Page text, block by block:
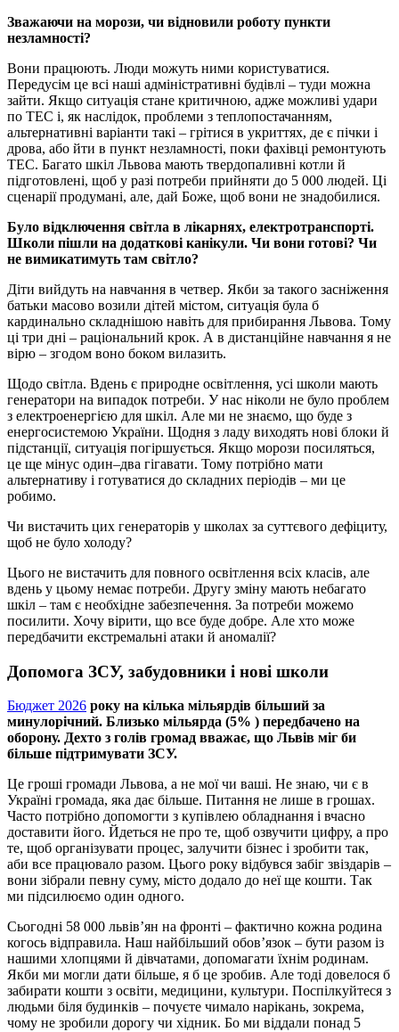
Зважаючи на морози, чи відновили роботу пункти
незламності?
Вони працюють. Люди можуть ними користуватися.
Передусім це всі наші адміністративні будівлі – туди можна
зайти. Якщо ситуація стане критичною, адже можливі удари
по ТЕС і, як наслідок, проблеми з теплопостачанням,
альтернативні варіанти такі – грітися в укриттях, де є пічки і
дрова, або йти в пункт незламності, поки фахівці ремонтують
ТЕС. Багато шкіл Львова мають твердопаливні котли й
підготовлені, щоб у разі потреби прийняти до 5 000 людей. Ці
сценарії продумані, але, дай Боже, щоб вони не знадобилися.
Було відключення світла в лікарнях, електротранспорті.
Школи пішли на додаткові канікули. Чи вони готові? Чи
не вимикатимуть там світло?
Діти вийдуть на навчання в четвер. Якби за такого засніження
батьки масово возили дітей містом, ситуація була б
кардинально складнішою навіть для прибирання Львова. Тому
ці три дні – раціональний крок. А в дистанційне навчання я не
вірю – згодом воно боком вилазить.
Щодо світла. Вдень є природне освітлення, усі школи мають
генератори на випадок потреби. У нас ніколи не було проблем
з електроенергією для шкіл. Але ми не знаємо, що буде з
енергосистемою України. Щодня з ладу виходять нові блоки й
підстанції, ситуація погіршується. Якщо морози посиляться,
це ще мінус один–два гігавати. Тому потрібно мати
альтернативу і готуватися до складних періодів – ми це
робимо.
Чи вистачить цих генераторів у школах за суттєвого дефіциту,
щоб не було холоду?
Цього не вистачить для повного освітлення всіх класів, але
вдень у цьому немає потреби. Другу зміну мають небагато
шкіл – там є необхідне забезпечення. За потреби можемо
посилити. Хочу вірити, що все буде добре. Але хто може
передбачити екстремальні атаки й аномалії?
Допомога ЗСУ, забудовники і нові школи
Бюджет 2026 року на кілька мільярдів більший за
минулорічний. Близько мільярда (5% ) передбачено на
оборону. Дехто з голів громад вважає, що Львів міг би
більше підтримувати ЗСУ.
Це гроші громади Львова, а не мої чи ваші. Не знаю, чи є в
Україні громада, яка дає більше. Питання не лише в грошах.
Часто потрібно допомогти з купівлею обладнання і вчасно
доставити його. Йдеться не про те, щоб озвучити цифру, а про
те, щоб організувати процес, залучити бізнес і зробити так,
аби все працювало разом. Цього року відбувся забіг звіздарів –
вони зібрали певну суму, місто додало до неї ще кошти. Так
ми підсилюємо один одного.
Сьогодні 58 000 львів’ян на фронті – фактично кожна родина
когось відправила. Наш найбільший обов’язок – бути разом із
нашими хлопцями й дівчатами, допомагати їхнім родинам.
Якби ми могли дати більше, я б це зробив. Але тоді довелося б
забирати кошти з освіти, медицини, культури. Поспілкуйтеся з
людьми біля будинків – почуєте чимало нарікань, зокрема,
чому не зробили дорогу чи хідник. Бо ми віддали понад 5